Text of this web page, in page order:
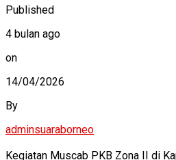
Published
4 bulan ago
on
14/04/2026
By
adminsuaraborneo
Kegiatan Muscab PKB Zona II di